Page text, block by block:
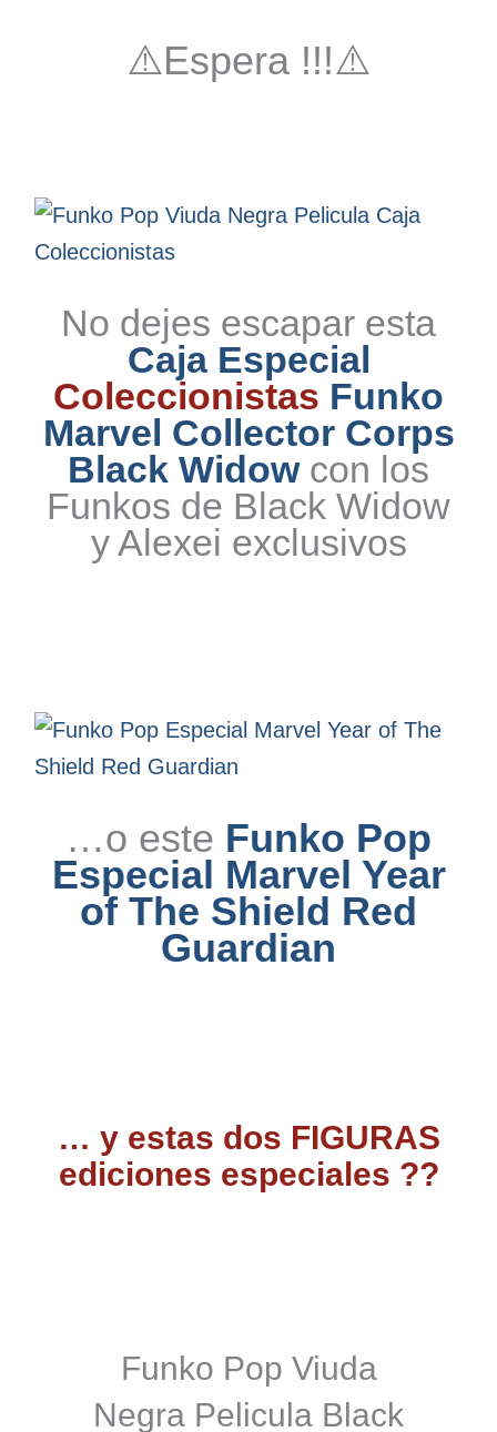
⚠️Espera !!!⚠️
No dejes escapar esta
Caja Especial
Coleccionistas Funko
Marvel Collector Corps
Black Widowcon los
Funkos de Black Widow
y Alexei exclusivos
…o este Funko Pop
Especial Marvel Year
of The Shield Red
Guardian
… yestas dos FIGURAS
ediciones especiales ??
Funko Pop Viuda
Negra Pelicula Black